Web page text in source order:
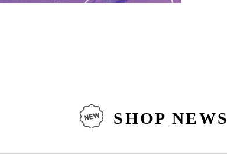
SHOP NEWS